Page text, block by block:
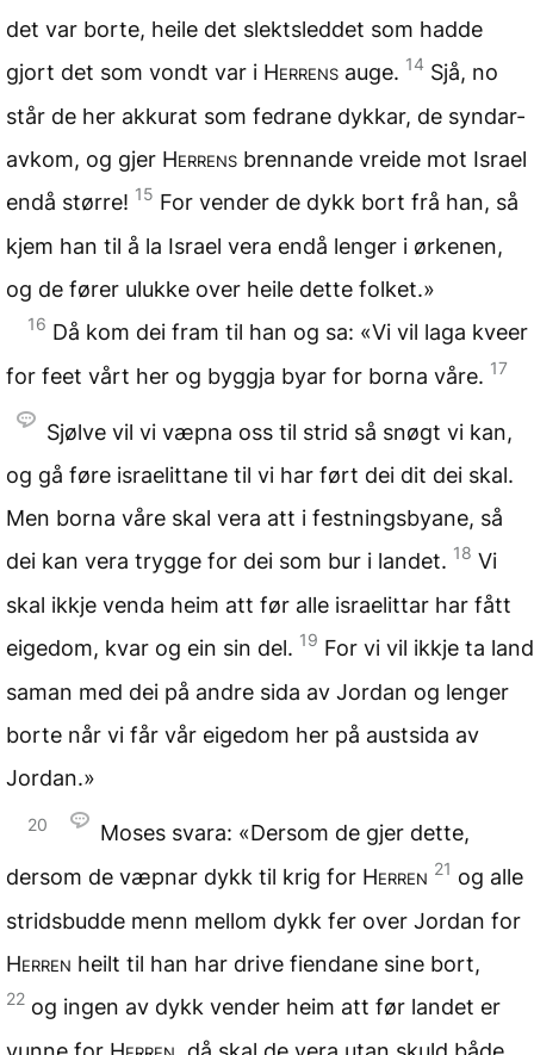
det var borte, heile det slektsleddet som hadde
gjort det som vondt var i Herrens auge. 14 Sjå, no
står de her akkurat som fedrane dykkar, de syndar-
avkom, og gjer Herrens brennande vreide mot Israel
endå større! 15 For vender de dykk bort frå han, så
kjem han til å la Israel vera endå lenger i ørkenen,
og de fører ulukke over heile dette folket.»
16 Då kom dei fram til han og sa: «Vi vil laga kveer
for feet vårt her og byggja byar for borna våre. 17
Sjølve vil vi væpna oss til strid så snøgt vi kan,
og gå føre israelittane til vi har ført dei dit dei skal.
Men borna våre skal vera att i festningsbyane, så
dei kan vera trygge for dei som bur i landet. 18 Vi
skal ikkje venda heim att før alle israelittar har fått
eigedom, kvar og ein sin del. 19 For vi vil ikkje ta land
saman med dei på andre sida av Jordan og lenger
borte når vi får vår eigedom her på austsida av
Jordan.»
20
Moses svara: «Dersom de gjer dette,
dersom de væpnar dykk til krig for Herren 21 og alle
stridsbudde menn mellom dykk fer over Jordan for
Herren heilt til han har drive fiendane sine bort,
22 og ingen av dykk vender heim att før landet er